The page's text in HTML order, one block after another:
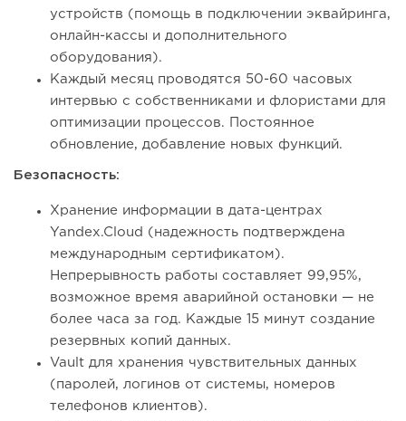
устройств (помощь в подключении эквайринга,
онлайн-кассы и дополнительного
оборудования).
Каждый месяц проводятся 50-60 часовых
интервью с собственниками и флористами для
оптимизации процессов. Постоянное
обновление, добавление новых функций.
Безопасность:
Хранение информации в дата-центрах
Yandex.Cloud (надежность подтверждена
международным сертификатом).
Непрерывность работы составляет 99,95%,
возможное время аварийной остановки — не
более часа за год. Каждые 15 минут создание
резервных копий данных.
Vault для хранения чувствительных данных
(паролей, логинов от системы, номеров
телефонов клиентов).